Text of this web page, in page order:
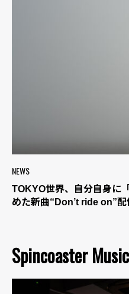
NEWS
TOKYO世界、自分自身に
めた新曲“Don’t ride on”配
Spincoaster